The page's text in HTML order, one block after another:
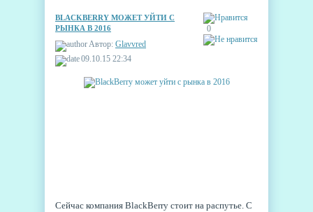
0
BLACKBERRY МОЖЕТ УЙТИ С
РЫНКА В 2016
Автор: Glavvred
09.10.15 22:34
Сейчас компания BlackBerry стоит на распутье. С